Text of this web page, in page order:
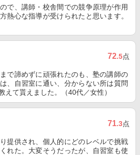
で、講師・校舎間での競争原理が作用
熱心な指導が受けられたと思います。
72.5点
で諦めずに頑張れたのも、塾の講師の
、自習室に通い、分からない所は質問
えて貰えました。（40代／女性）
71.3点
提供され、個人的にどのレベルで挑戦
れた。大変そうだったが、自習室も使